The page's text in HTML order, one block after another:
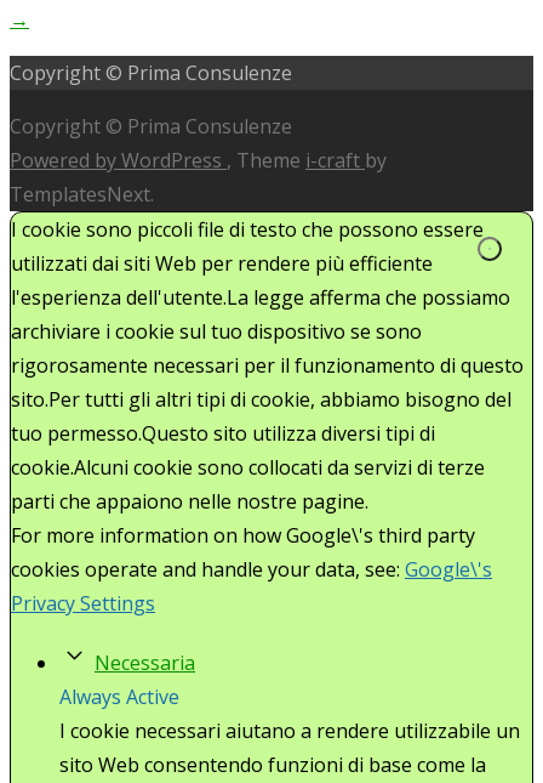
→
Copyright © Prima Consulenze
Copyright © Prima Consulenze
Powered by WordPress , Theme i-craft by
TemplatesNext.
I cookie sono piccoli file di testo che possono essere
utilizzati dai siti Web per rendere più efficiente
l'esperienza dell'utente.La legge afferma che possiamo
archiviare i cookie sul tuo dispositivo se sono
rigorosamente necessari per il funzionamento di questo
sito.Per tutti gli altri tipi di cookie, abbiamo bisogno del
tuo permesso.Questo sito utilizza diversi tipi di
cookie.Alcuni cookie sono collocati da servizi di terze
parti che appaiono nelle nostre pagine.
For more information on how Google\'s third party
cookies operate and handle your data, see: Google\'s
Privacy Settings
Necessaria
Always Active
I cookie necessari aiutano a rendere utilizzabile un
sito Web consentendo funzioni di base come la